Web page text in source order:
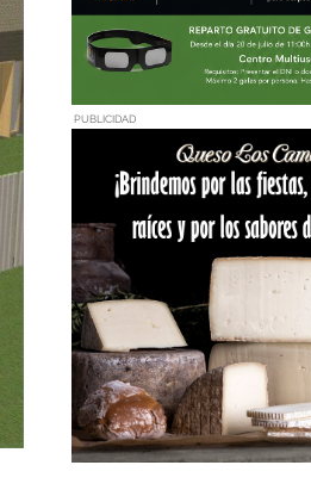
PUBLICIDAD